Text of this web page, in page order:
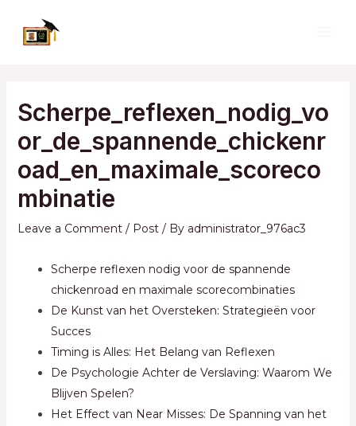
Scherpe_reflexen_nodig_vo
or_de_spannende_chickenr
oad_en_maximale_scoreco
mbinatie
Leave a Comment / Post/ By administrator_976ac3
Scherpe reflexen nodig voor de spannende
chickenroad en maximale scorecombinaties
De Kunst van het Oversteken: Strategieën voor
Succes
Timing is Alles: Het Belang van Reflexen
De Psychologie Achter de Verslaving: Waarom We
Blijven Spelen?
Het Effect van Near Misses: De Spanning van het